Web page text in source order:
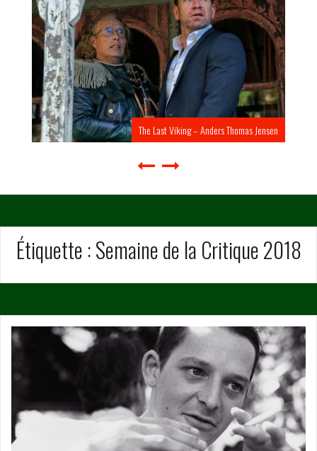
The Last Viking – Anders Thomas Jensen
Étiquette :Semaine de la Critique 2018